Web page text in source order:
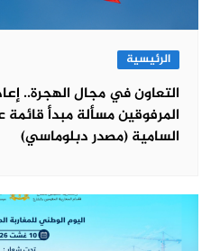
الرئيسية
التعاون في مجال الهجرة..
المرفوقين مسألة مبدأ قائمة
السامية (مصدر دبلوماسي)